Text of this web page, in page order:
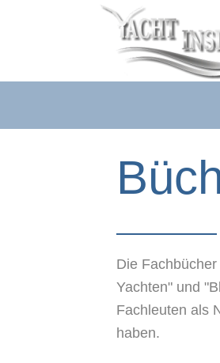
Die
Yachten" und
Fachleuten als
haben.